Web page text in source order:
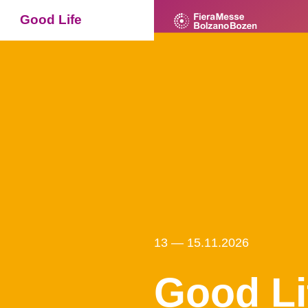
Good Life
13 — 15.11.2026
Good